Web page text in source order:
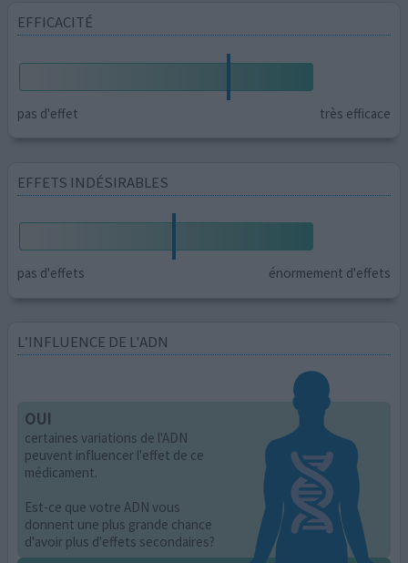
EFFICACITÉ
pas d'effet très efficace
EFFETS INDÉSIRABLES
pas d'effets énormement d'effets
L’INFLUENCE DE L'ADN
OUI
certaines variations de l'ADN
peuvent influencer l'effet de ce
médicament.
Est-ce que votre ADN vous
donnent une plus grande chance
d'avoir plus d'effets secondaires?